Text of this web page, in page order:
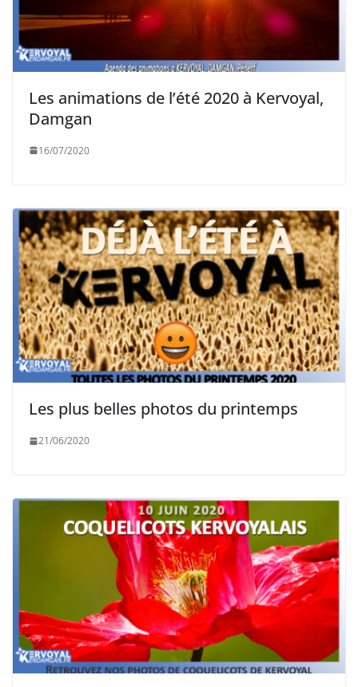
Les animations de l’été 2020 à Kervoyal,
Damgan
16/07/2020
Les plus belles photos du printemps
21/06/2020